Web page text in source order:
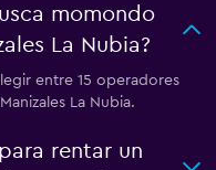
momondo
La Nubia?
entre 15 operadores
La Nubia.
rentar un